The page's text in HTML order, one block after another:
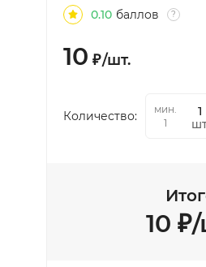
0.10 баллов ?
10 ₽/шт.
Количество:
мин.
1
10 ₽/